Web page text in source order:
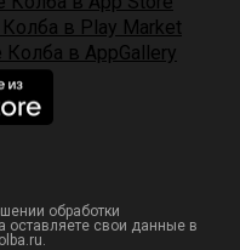
обработки
оставляете свои данные в